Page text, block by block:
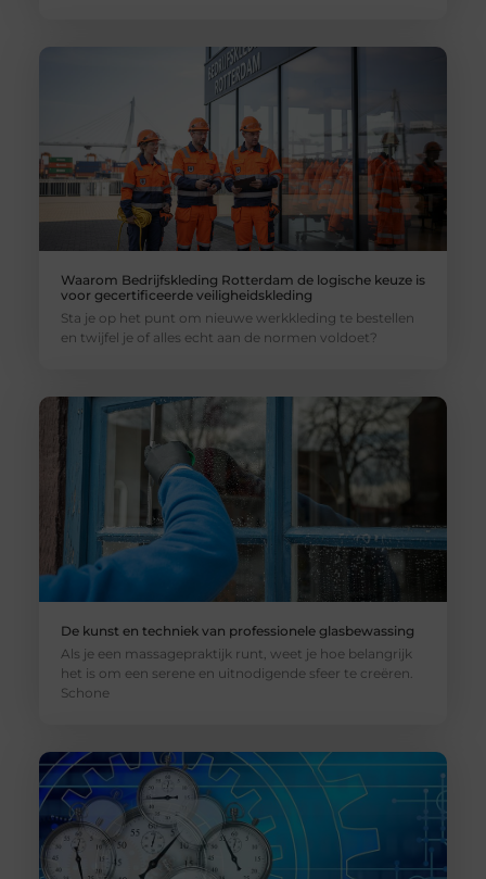
Waarom Bedrijfskleding Rotterdam de logische keuze is
voor gecertificeerde veiligheidskleding
Sta je op het punt om nieuwe werkkleding te bestellen
en twijfel je of alles echt aan de normen voldoet?
De kunst en techniek van professionele glasbewassing
Als je een massagepraktijk runt, weet je hoe belangrijk
het is om een serene en uitnodigende sfeer te creëren.
Schone